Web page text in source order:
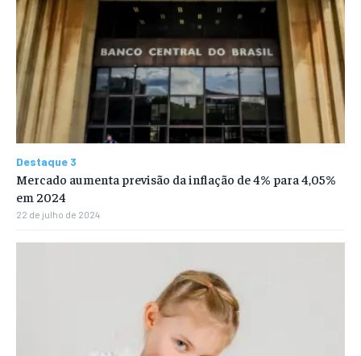
Destaque 3
Mercado aumenta previsão da inflação de 4% para 4,05%
em 2024
22 de julho de 2024